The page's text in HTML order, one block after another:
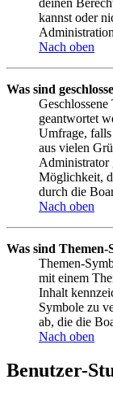
kannst oder
Nach oben
Was sind
geantwortet
Umfrage,
aus vielen
Administrator
Möglichkeit,
durch die
Nach oben
Was sind Themen-
Themen-
mit einem
Inhalt
Symbole zu
ab, die die
Nach oben
Benutzer-